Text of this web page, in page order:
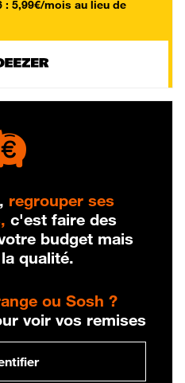
: 5,99€/mois au lieu de
regrouper ses
c'est faire des
budget mais
qualité.
ou Sosh ?
voir vos remises